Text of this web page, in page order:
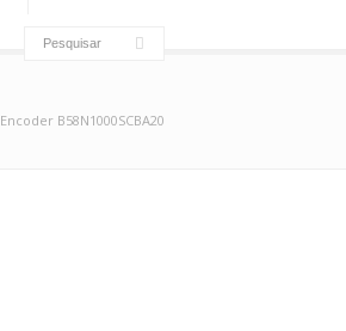
Encoder B58N1000SCBA20